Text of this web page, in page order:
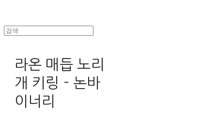
라온 매듭 노리
개 키링 - 논바
이너리